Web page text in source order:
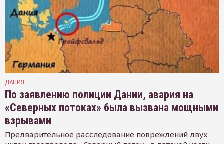
ДАНИЯ
По заявлению полиции Дании, авария на
«Северных потоках» была вызвана мощными
взрывами
Предварительное расследование повреждений двух